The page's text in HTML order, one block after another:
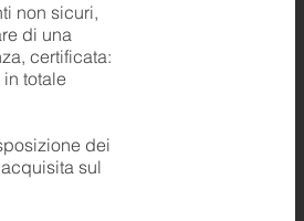
non sicuri,
di una
certificata:
totale
dei
sul